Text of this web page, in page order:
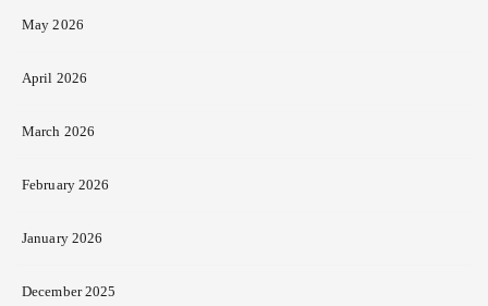
May 2026
April 2026
March 2026
February 2026
January 2026
December 2025